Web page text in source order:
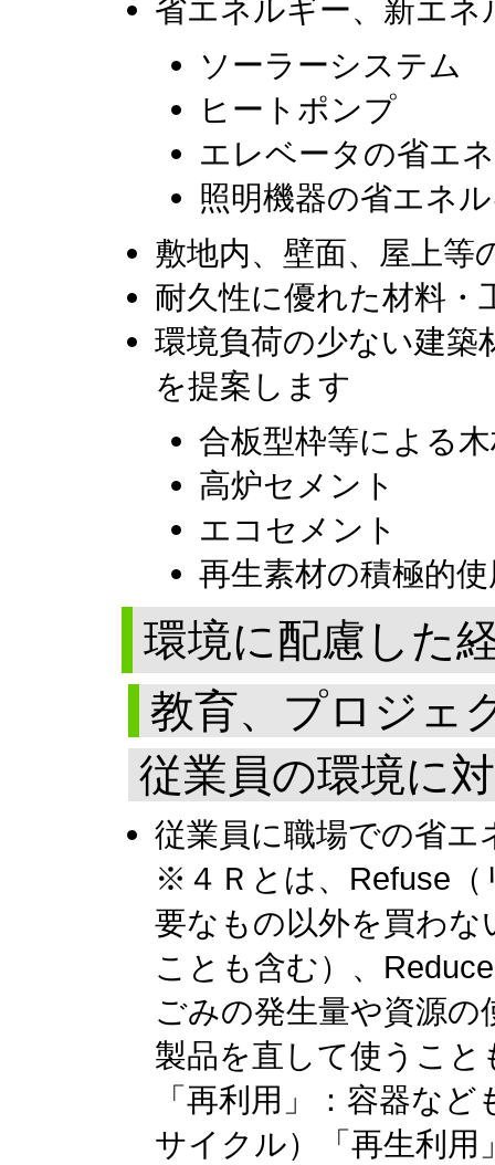
省エネルギー、新エ
ソーラーシステム
ヒートポンプ
エレベータの省エ
照明機器の省エネ
敷地内、壁面、屋上等
耐久性に優れた材料・
環境負荷の少ない建築
を提案します
合板型枠等による
高炉セメント
エコセメント
再生素材の積極的
環境に配慮した
教育、プロジェ
従業員の環境に
従業員に職場での省エ
※４Ｒとは、Refuse（
要なもの以外を買わ
ことも含む）、
ごみの発生量や資源
製品を直して使うこ
「再利用」：容器な
サイクル）「再生利